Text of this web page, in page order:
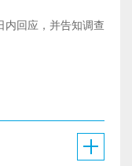
内回应，并告知调查